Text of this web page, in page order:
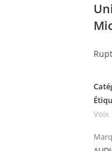
Voix